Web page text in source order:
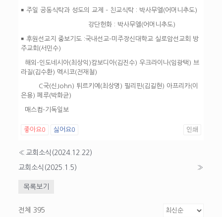
￭ 주일 공동식탁과 성도의 교제 –친교식탁 : 박사무엘(어머니추도)
강단헌화 : 박사무엘(어머니추도)
￭ 후원선교지 중보기도 :국내선교-미주장신대학교 실로암선교회 방
주교회(서민수)
해외-인도네시아(최상익)캄보디아(김진수) 우크라이나(임광택) 브
라질(김수환) 멕시코(전재철)
C국(신John) 튀르키예(최상명) 필리핀(김길현) 아프리카(이
은용) 페루(박화균)
매스컴-기독일보
좋아요0 싫어요0 인쇄
« 교회소식(2024.12.22)
교회소식(2025.1.5) »
목록보기
전체 395